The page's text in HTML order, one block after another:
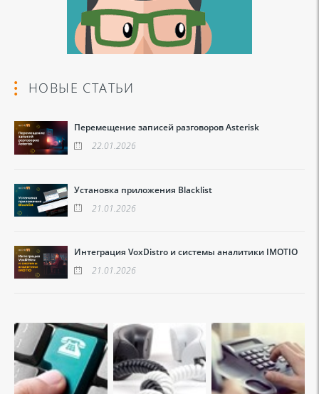
НОВЫЕ СТАТЬИ
Перемещение записей разговоров Asterisk
22.01.2026
Установка приложения Blacklist
21.01.2026
Интеграция VoxDistro и системы аналитики IMOTIO
21.01.2026